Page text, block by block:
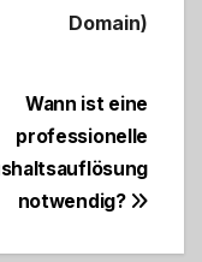
Domain)
Wann ist eine
professionelle
notwendig?